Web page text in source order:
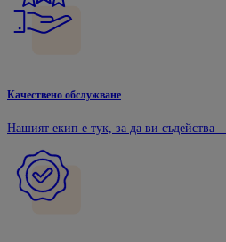
Качествено обслужване
Нашият екип е тук, за да ви съдейства